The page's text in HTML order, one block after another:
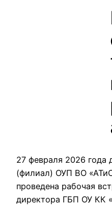
27 февраля 2026
(филиал) ОУП ВО
проведена рабочая
директора ГБП ОУ КК